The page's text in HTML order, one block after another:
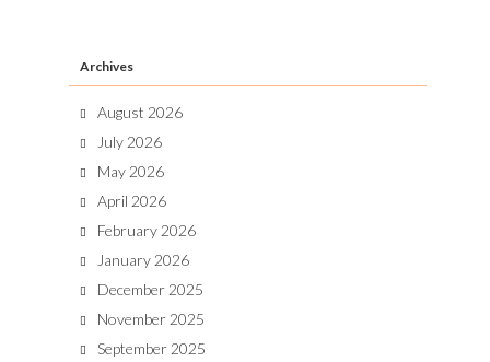
Archives
August 2026
July 2026
May 2026
April 2026
February 2026
January 2026
December 2025
November 2025
September 2025